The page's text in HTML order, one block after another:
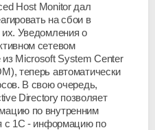
Host Monitor дал
на сбои в
их. Уведомления о
сетевом
Microsoft System Center
теперь автоматически
В свою очередь,
Directory позволяет
по внутренним
с 1С - информацию по